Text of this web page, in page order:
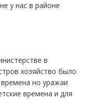
у нас в районе
хозяйство было
но уражаи
времена и для